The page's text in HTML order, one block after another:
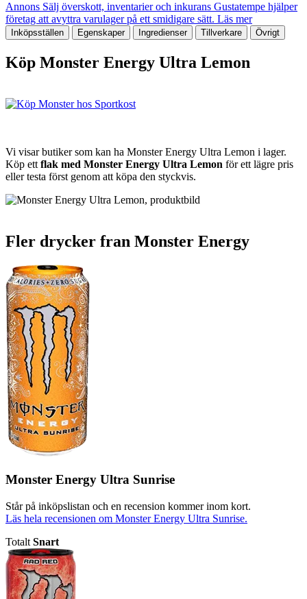
Annons Sälj överskott, inventarier och inkurans Gustatempe hjälper
företag att avyttra varulager på ett smidigare sätt. Läs mer
Inköpsställen Egenskaper Ingredienser Tillverkare Övrigt
Köp Monster Energy Ultra Lemon
Vi visar butiker som kan ha Monster Energy Ultra Lemon i lager.
Köp ett flak med Monster Energy Ultra Lemon för ett lägre pris
eller testa först genom att köpa den styckvis.
Fler drycker fran Monster Energy
Monster Energy Ultra Sunrise
Står på inköpslistan och en recension kommer inom kort.
Läs hela recensionen om Monster Energy Ultra Sunrise.
Totalt Snart